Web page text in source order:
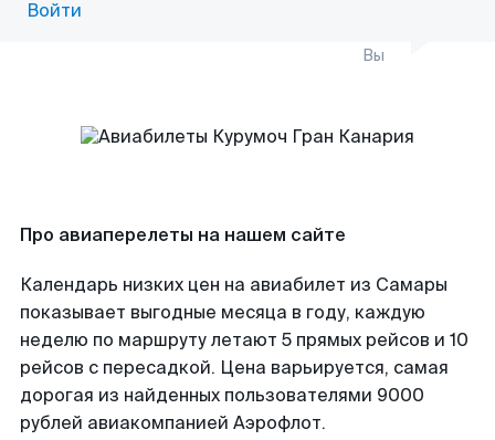
Войти
Вы
Про авиаперелеты на нашем сайте
Календарь низких цен на авиабилет из Самары
показывает выгодные месяца в году, каждую
неделю по маршруту летают 5 прямых рейсов и 10
рейсов с пересадкой. Цена варьируется, самая
дорогая из найденных пользователями 9000
рублей авиакомпанией Аэрофлот.